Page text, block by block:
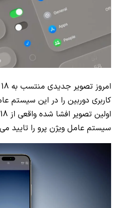
کاربری دوربین را در این سیستم
سیستم عامل ویژن پرو را تایید